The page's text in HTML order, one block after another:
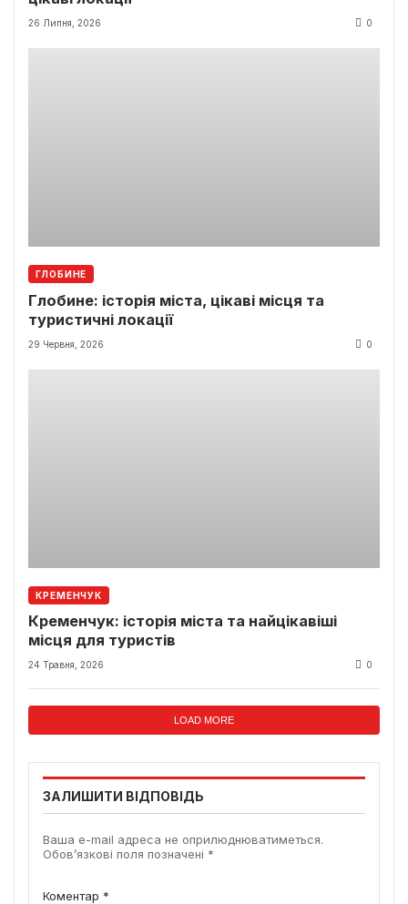
26 Липня, 2026 0
ГЛОБИНЕ
Глобине: історія міста, цікаві місця та
туристичні локації
29 Червня, 2026 0
КРЕМЕНЧУК
Кременчук: історія міста та найцікавіші
місця для туристів
24 Травня, 2026 0
LOAD MORE
ЗАЛИШИТИ ВІДПОВІДЬ
Ваша e-mail адреса не оприлюднюватиметься.
Обов’язкові поля позначені *
Коментар *